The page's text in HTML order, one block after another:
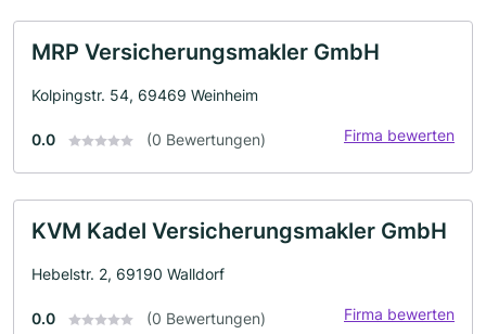
MRP Versicherungsmakler GmbH
Kolpingstr. 54, 69469 Weinheim
0.0 (0 Bewertungen) Firma bewerten
KVM Kadel Versicherungsmakler GmbH
Hebelstr. 2, 69190 Walldorf
0.0 (0 Bewertungen) Firma bewerten